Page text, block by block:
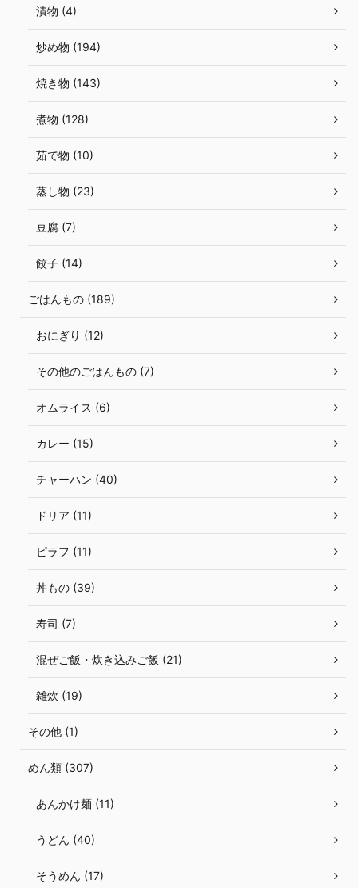
漬物 (4)
炒め物 (194)
焼き物 (143)
煮物 (128)
茹で物 (10)
蒸し物 (23)
豆腐 (7)
餃子 (14)
ごはんもの (189)
おにぎり (12)
その他のごはんもの (7)
オムライス (6)
カレー (15)
チャーハン (40)
ドリア (11)
ピラフ (11)
丼もの (39)
寿司 (7)
混ぜご飯・炊き込みご飯 (21)
雑炊 (19)
その他 (1)
めん類 (307)
あんかけ麺 (11)
うどん (40)
そうめん (17)